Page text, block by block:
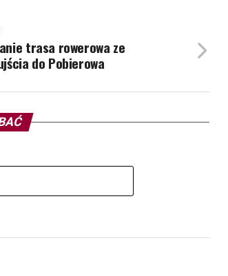
trasa rowerowa ze
do Pobierowa